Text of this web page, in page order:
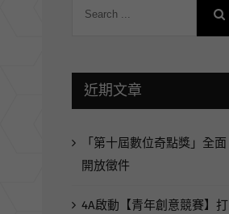
近期文章
「第十屆數位奇點獎」全面
開放徵件
4A啟動【青年創意競賽】打